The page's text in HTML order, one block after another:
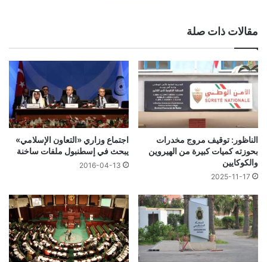
مقالات ذات صلة
الناظور: توقيف مروج مخدرات
بحوزته كميات كبيرة من الهيروين
والكوكايين
2025-11-17
اجتماع وزاري «التعاون الإسلامي»
يبحث في إسطنبول ملفات ساخنة
2016-04-13